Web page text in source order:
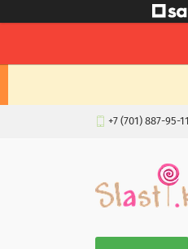
+7 (701) 887-95-11